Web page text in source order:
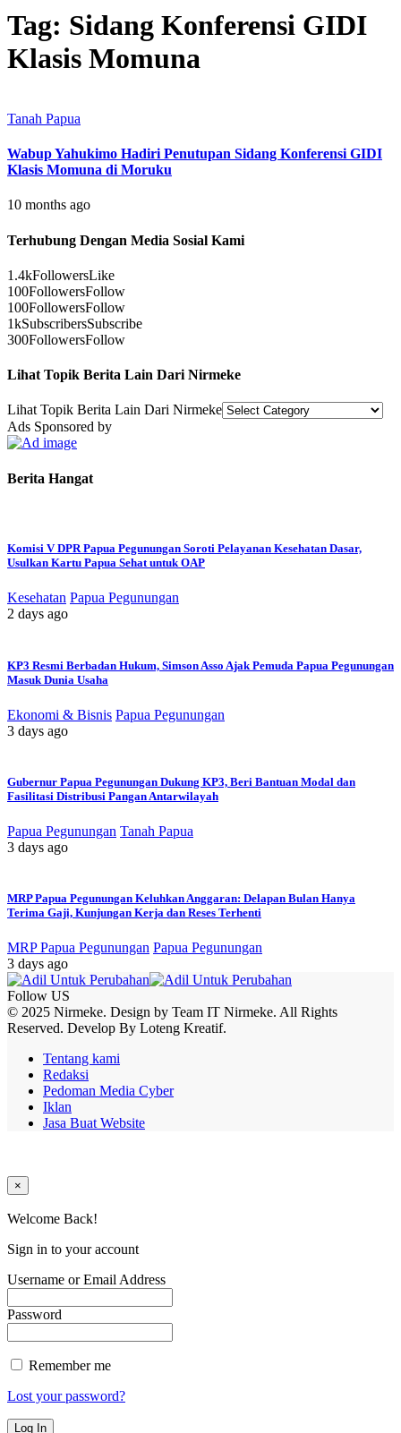
Tag: Sidang Konferensi GIDI
Klasis Momuna
Tanah Papua
Wabup Yahukimo Hadiri Penutupan Sidang Konferensi GIDI
Klasis Momuna di Moruku
10 months ago
Terhubung Dengan Media Sosial Kami
1.4kFollowersLike
100FollowersFollow
100FollowersFollow
1kSubscribersSubscribe
300FollowersFollow
Lihat Topik Berita Lain Dari Nirmeke
Lihat Topik Berita Lain Dari Nirmeke
Ads Sponsored by
Berita Hangat
Komisi V DPR Papua Pegunungan Soroti Pelayanan Kesehatan Dasar,
Usulkan Kartu Papua Sehat untuk OAP
Kesehatan Papua Pegunungan
2 days ago
KP3 Resmi Berbadan Hukum, Simson Asso Ajak Pemuda Papua Pegunungan
Masuk Dunia Usaha
Ekonomi & Bisnis Papua Pegunungan
3 days ago
Gubernur Papua Pegunungan Dukung KP3, Beri Bantuan Modal dan
Fasilitasi Distribusi Pangan Antarwilayah
Papua Pegunungan Tanah Papua
3 days ago
MRP Papua Pegunungan Keluhkan Anggaran: Delapan Bulan Hanya
Terima Gaji, Kunjungan Kerja dan Reses Terhenti
MRP Papua Pegunungan Papua Pegunungan
3 days ago
Follow US
© 2025 Nirmeke. Design by Team IT Nirmeke. All Rights
Reserved. Develop By Loteng Kreatif.
Tentang kami
Redaksi
Pedoman Media Cyber
Iklan
Jasa Buat Website
×
Welcome Back!
Sign in to your account
Username or Email Address
Password
Remember me
Lost your password?